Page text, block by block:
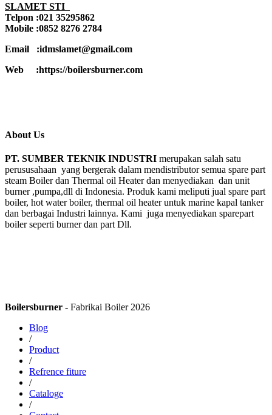
SLAMET STI
Telpon :021 35295862
Mobile :0852 8276 2784
Email :idmslamet@gmail.com
Web :https://boilersburner.com
About Us
PT. SUMBER TEKNIK INDUSTRI merupakan salah satu
perususahaan yang bergerak dalam mendistributor semua spare part
steam Boiler dan Thermal oil Heater dan menyediakan dan unit
burner ,pumpa,dll di Indonesia. Produk kami meliputi jual spare part
boiler, hot water boiler, thermal oil heater untuk marine kapal tanker
dan berbagai Industri lainnya. Kami juga menyediakan sparepart
boiler seperti burner dan part Dll.
Boilersburner - Fabrikai Boiler 2026
Blog
/
Product
/
Refrence fiture
/
Cataloge
/